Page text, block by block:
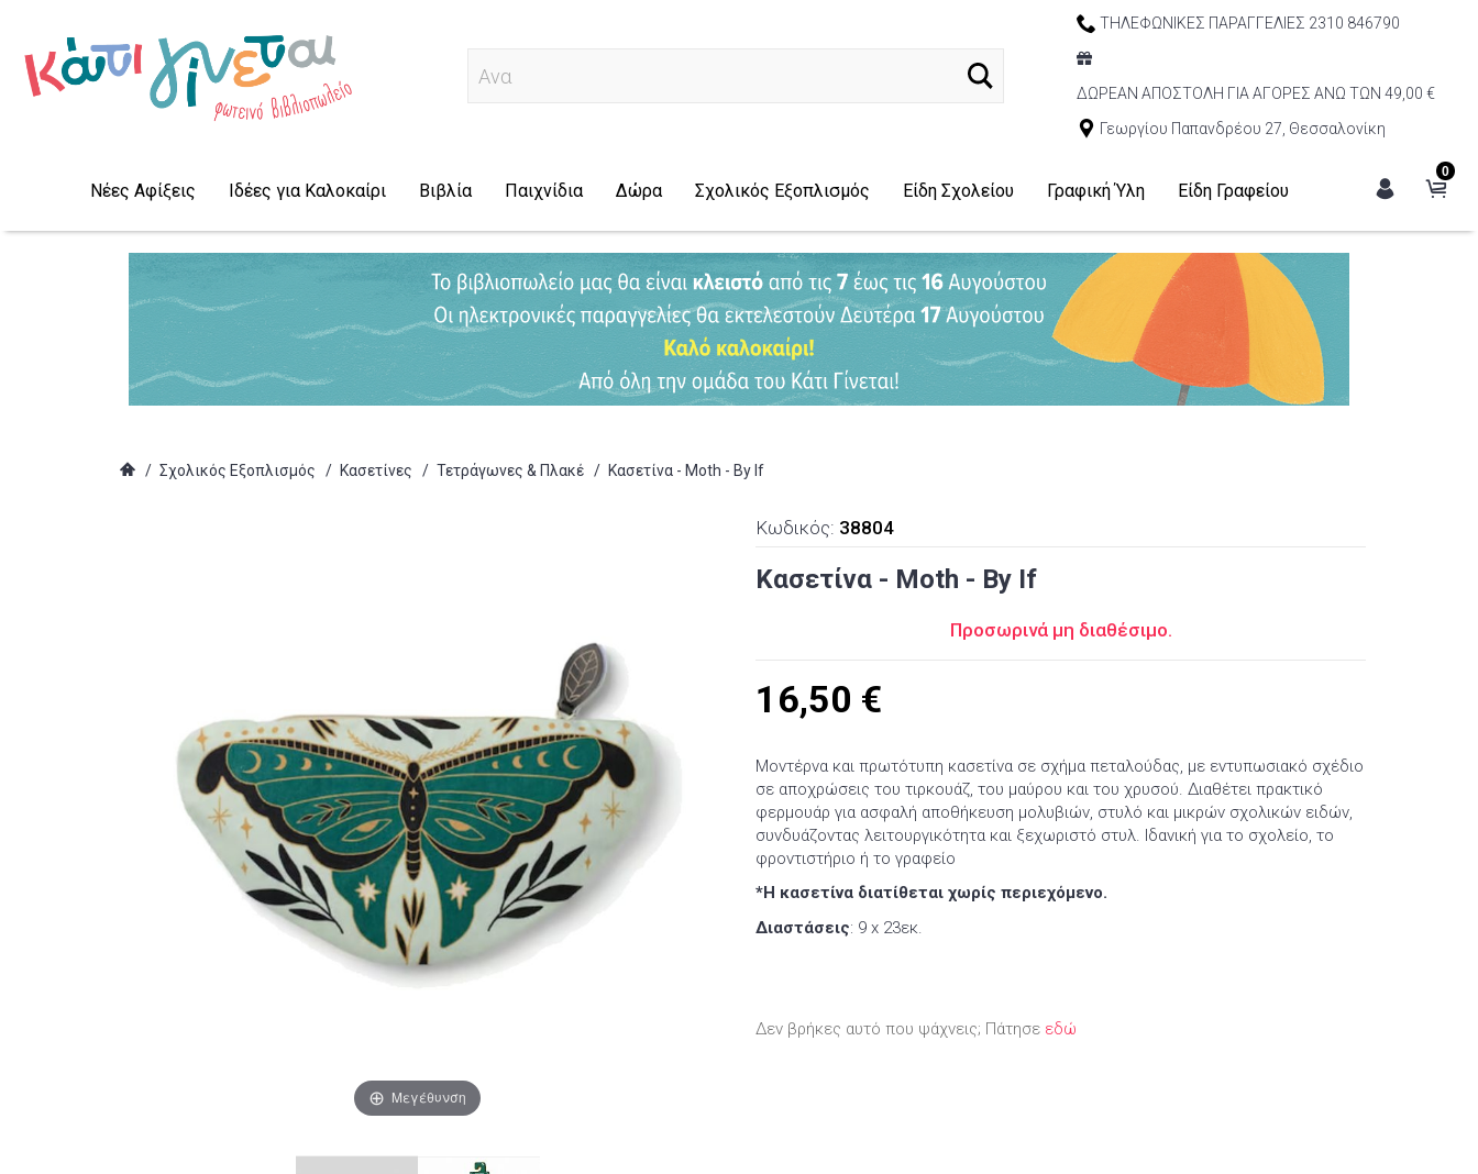
Αναζήτηση.
ΤΗΛΕΦΩΝΙΚΕΣ ΠΑΡΑΓΓΕΛΙΕΣ 2310 846790
ΔΩΡΕΑΝ ΑΠΟΣΤΟΛΗ ΓΙΑ ΑΓΟΡΕΣ ΑΝΩ ΤΩΝ 49,00 €
Γεωργίου Παπανδρέου 27, Θεσσαλονίκη
0
Νέες Αφίξεις Ιδέες για Καλοκαίρι Βιβλία Παιχνίδια Δώρα Σχολικός Εξοπλισμός Είδη Σχολείου Γραφική Ύλη Είδη Γραφείου
/ Σχολικός Εξοπλισμός / Κασετίνες / Τετράγωνες & Πλακέ / Κασετίνα - Moth - By If
Μεγέθυνση
Κωδικός: 38804
Κασετίνα - Moth - By If
Προσωρινά μη διαθέσιμο.
16,50 €
Μοντέρνα και πρωτότυπη κασετίνα σε σχήμα πεταλούδας, με εντυπωσιακό σχέδιο
σε αποχρώσεις του τιρκουάζ, του μαύρου και του χρυσού. Διαθέτει πρακτικό
φερμουάρ για ασφαλή αποθήκευση μολυβιών, στυλό και μικρών σχολικών ειδών,
συνδυάζοντας λειτουργικότητα και ξεχωριστό στυλ. Ιδανική για το σχολείο, το
φροντιστήριο ή το γραφείο
*Η κασετίνα διατίθεται χωρίς περιεχόμενο.
Διαστάσεις: 9 x 23εκ.
Δεν βρήκες αυτό που ψάχνεις; Πάτησε εδώ